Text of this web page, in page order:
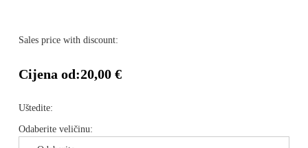
Sales price with discount:
Cijena od:20,00 €
Uštedite:
Odaberite veličinu: